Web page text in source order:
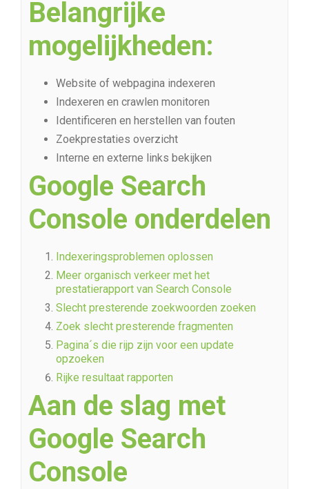
Belangrijke
mogelijkheden:
Website of webpagina indexeren
Indexeren en crawlen monitoren
Identificeren en herstellen van fouten
Zoekprestaties overzicht
Interne en externe links bekijken
Google Search
Console onderdelen
Indexeringsproblemen oplossen
Meer organisch verkeer met het
prestatierapport van Search Console
Slecht presterende zoekwoorden zoeken
Zoek slecht presterende fragmenten
Pagina´s die rijp zijn voor een update
opzoeken
Rijke resultaat rapporten
Aan de slag met
Google Search
Console